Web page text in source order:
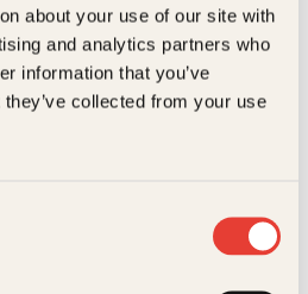
about your use of our site with
and analytics partners who
information that you’ve
collected from your use
storverk har ligget på
og mottatt glitrende
andre bok.
Se alle romaner